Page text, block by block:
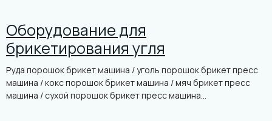
Оборудование для
брикетирования угля
Руда порошок брикет машина / уголь порошок брикет пресс
машина / кокс порошок брикет машина / мяч брикет пресс
машина / сухой порошок брикет пресс машина...